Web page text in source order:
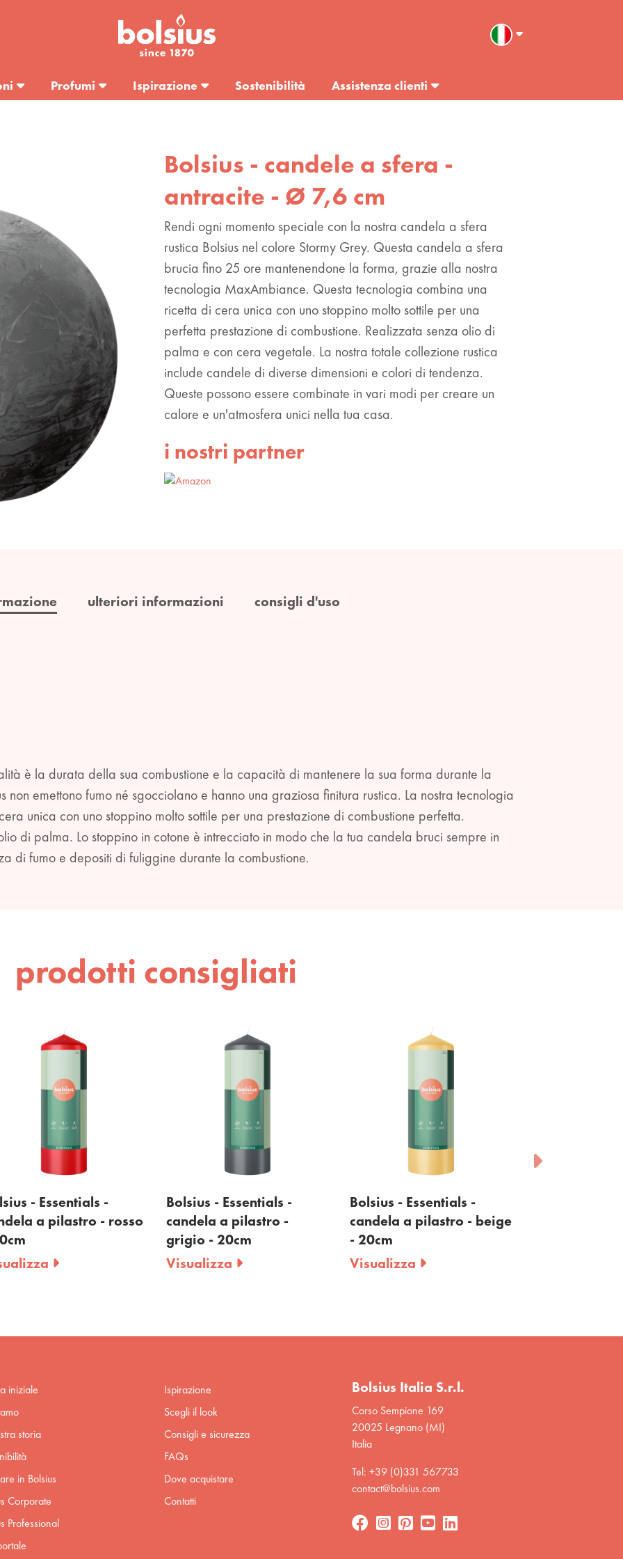
Profumi Ispirazione Sostenibilità Assistenza clienti
Bolsius - candele a sfera -
antracite - Ø 7,6 cm
Rendi ogni momento speciale con la nostra candela a sfera
rustica Bolsius nel colore Stormy Grey. Questa candela a sfera
brucia fino 25 ore mantenendone la forma, grazie alla nostra
tecnologia MaxAmbiance. Questa tecnologia combina una
ricetta di cera unica con uno stoppino molto sottile per una
perfetta prestazione di combustione. Realizzata senza olio di
palma e con cera vegetale. La nostra totale collezione rustica
include candele di diverse dimensioni e colori di tendenza.
Queste possono essere combinate in vari modi per creare un
calore e un'atmosfera unici nella tua casa.
i nostri partner
ulteriori informazioni consigli d'uso
è la durata della sua combustione e la capacità di mantenere la sua forma durante la
non emettono fumo né sgocciolano e hanno una graziosa finitura rustica. La nostra tecnologia
unica con uno stoppino molto sottile per una prestazione di combustione perfetta.
di palma. Lo stoppino in cotone è intrecciato in modo che la tua candela bruci sempre in
di fumo e depositi di fuliggine durante la combustione.
prodotti consigliati
Essentials -
a pilastro - rosso
Bolsius - Essentials -
candela a pilastro -
grigio - 20cm
Visualizza
Bolsius - Essentials -
candela a pilastro - beige
- 20cm
Visualizza
candela a pilastro
iniziale
storia
in Bolsius
Corporate
Professional
Ispirazione
Scegli il look
Consigli e sicurezza
FAQs
Dove acquistare
Contatti
Bolsius Italia S.r.l.
Corso Sempione 169
20025 Legnano (MI)
Italia
Tel: +39 (0)331 567733
contact@bolsius.com